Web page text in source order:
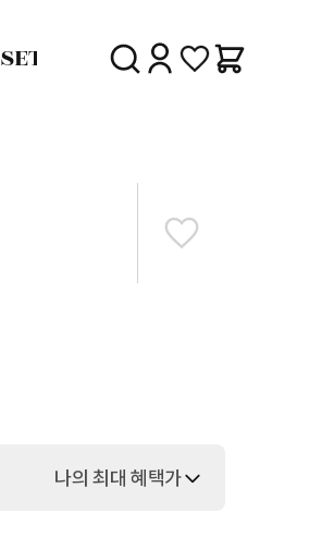
SET SALEDELIVERY
나의 최대 혜택가